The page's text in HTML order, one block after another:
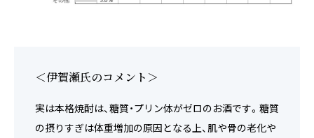
＜伊賀瀬氏のコメント＞
実は本格焼酎は、糖質・プリン体がゼロのお酒です。糖質
の摂りすぎは体重増加の原因となる上、肌や骨の老化や